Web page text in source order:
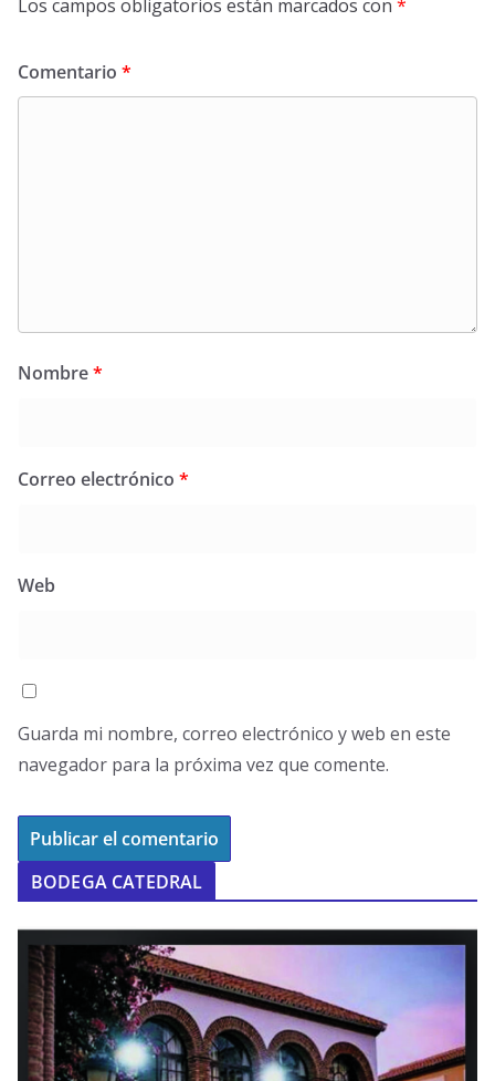
Los campos obligatorios están marcados con *
Comentario *
Nombre*
Correo electrónico *
Web
Guarda mi nombre, correo electrónico y web en este
navegador para la próxima vez que comente.
BODEGA CATEDRAL